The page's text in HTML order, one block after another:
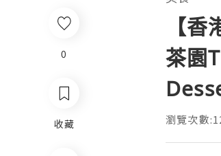
【
茶園
瀏覽次數
0
收藏